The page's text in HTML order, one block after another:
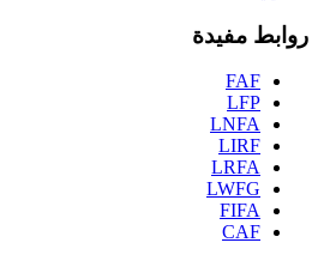
روابط مفيدة
FAF
LFP
LNFA
LIRF
LRFA
LWFG
FIFA
CAF